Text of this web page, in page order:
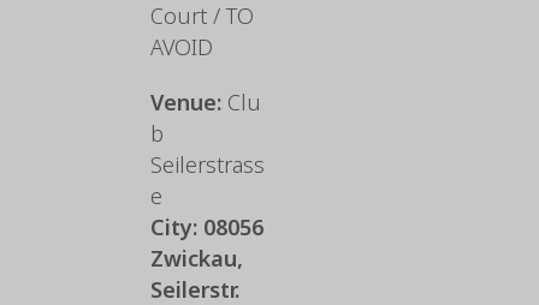
Court / TO
AVOID
Venue: Clu
b
Seilerstrass
e
City: 08056
Zwickau,
Seilerstr.